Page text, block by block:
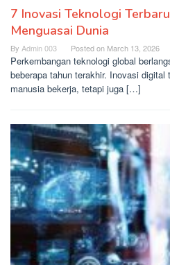
7 Inovasi Teknologi
Menguasai Dunia
By Admin 003 Posted on March 13, 2026
Perkembangan teknologi global
beberapa tahun terakhir. Inovasi
manusia bekerja, tetapi juga […]